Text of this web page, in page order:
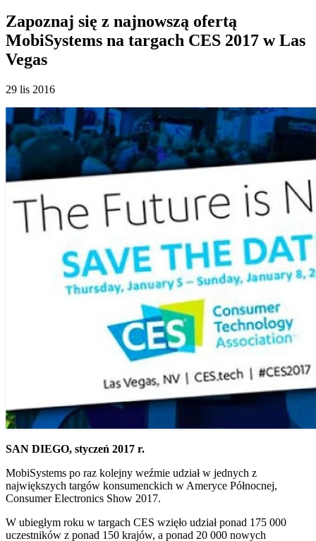
Zapoznaj się z najnowszą ofertą
MobiSystems na targach CES 2017 w Las
Vegas
29 lis 2016
SAN DIEGO, styczeń 2017 r.
MobiSystems po raz kolejny weźmie udział w jednych z
największych targów konsumenckich w Ameryce Północnej,
Consumer Electronics Show 2017.
W ubiegłym roku w targach CES wzięło udział ponad 175 000
uczestników z ponad 150 krajów, a ponad 20 000 nowych